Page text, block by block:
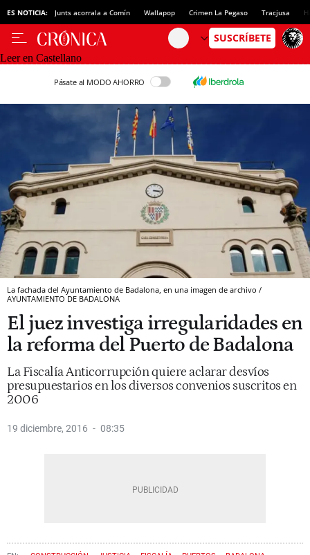
ES NOTICIA: Junts acorrala a Comín Wallapop Crimen La Pegaso Tracjusa
Leer en Castellano
Pásate al MODO AHORRO
La fachada del Ayuntamiento de Badalona, en una imagen de archivo /
AYUNTAMIENTO DE BADALONA
El juez investiga irregularidades en
la reforma del Puerto de Badalona
La Fiscalía Anticorrupción quiere aclarar desvíos
presupuestarios en los diversos convenios suscritos en
2006
19 diciembre, 2016 08:35